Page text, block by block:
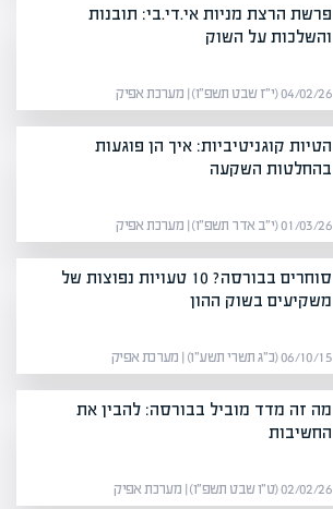
פרשת הרצת מניות אי.די.בי: תובנות
והשלכות על השוק
04/02/26 (י״ז שבט תשפ״ו) | מערכת אפיק
הטיות קוגניטיביות: איך הן פוגעות
בהחלטות השקעה
01/03/26 (י״ב אדר תשפ״ו) | מערכת אפיק
סוחרים בבורסה? 10 טעויות נפוצות של
משקיעים בשוק ההון
06/10/15 (כ״ג תשרי תשע״ו) | מערכת אפיק
מה זה מדד מוביל בבורסה: להבין את
החשיבות
02/02/26 (ט״ו שבט תשפ״ו) | מערכת אפיק